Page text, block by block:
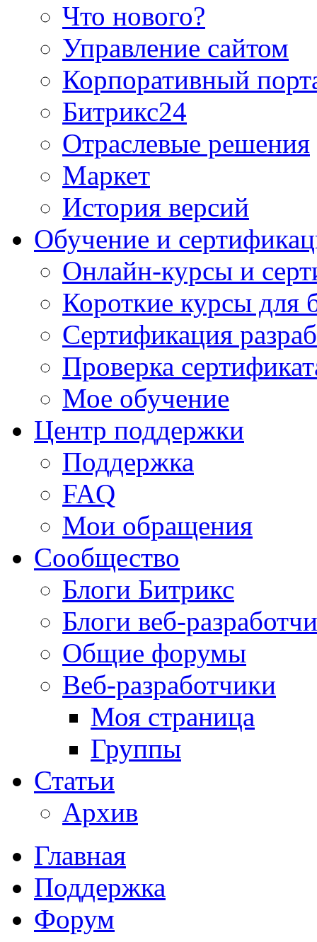
Что нового?
Управление сайтом
Корпоративный
Битрикс24
Отраслевые решения
Маркет
История версий
Обучение и
Онлайн-курсы и
Короткие курсы для
Сертификация
Проверка
Мое обучение
Центр поддержки
Поддержка
FAQ
Мои обращения
Сообщество
Блоги Битрикс
Блоги веб-
Общие форумы
Веб-разработчики
Моя страница
Группы
Статьи
Архив
Главная
Поддержка
Форум